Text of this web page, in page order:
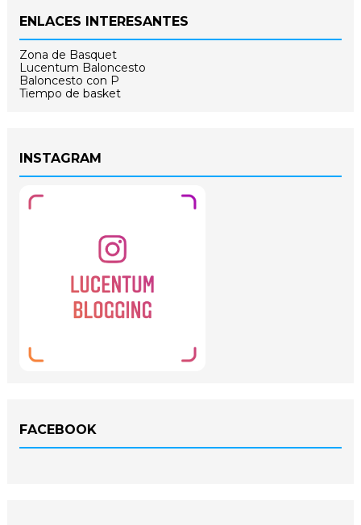
ENLACES INTERESANTES
Zona de Basquet
Lucentum Baloncesto
Baloncesto con P
Tiempo de basket
INSTAGRAM
FACEBOOK